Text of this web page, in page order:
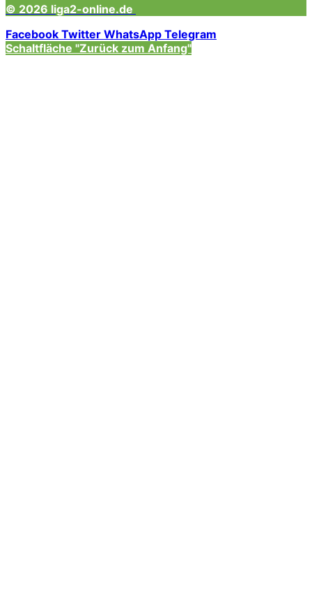
© 2026 liga2-online.de
Facebook Twitter WhatsApp Telegram
Schaltfläche "Zurück zum Anfang"